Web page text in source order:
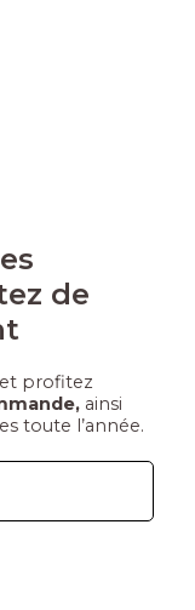
de
profitez
ainsi
toute l’année.